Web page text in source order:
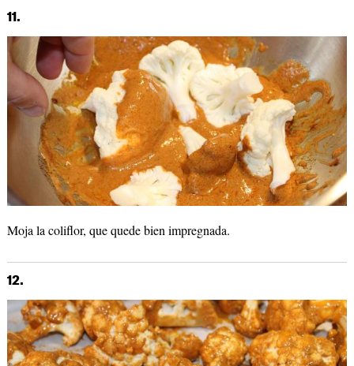
11.
Moja la coliflor, que quede bien impregnada.
12.